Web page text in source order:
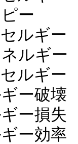
ー
ルギー
ルギー
ルギー
ー破壊
ー損失
ー効率